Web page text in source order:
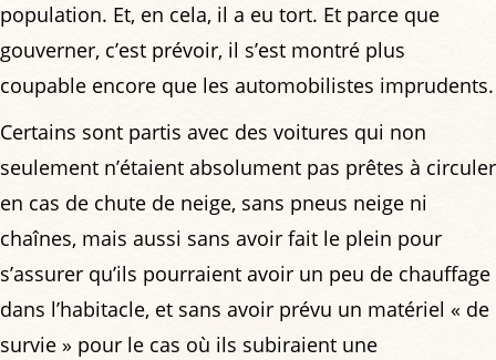
population. Et, en cela, il a eu tort. Et parce que
gouverner, c’est prévoir, il s’est montré plus
coupable encore que les automobilistes imprudents.
Certains sont partis avec des voitures qui non
seulement n’étaient absolument pas prêtes à circuler
en cas de chute de neige, sans pneus neige ni
chaînes, mais aussi sans avoir fait le plein pour
s’assurer qu’ils pourraient avoir un peu de chauffage
dans l’habitacle, et sans avoir prévu un matériel « de
survie » pour le cas où ils subiraient une